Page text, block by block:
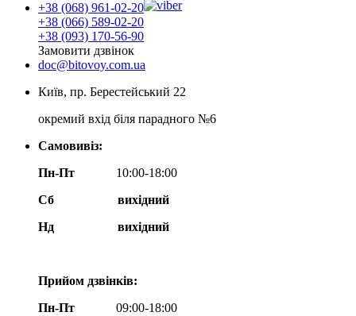
+38 (068) 961-02-20
+38 (066) 589-02-20
+38 (093) 170-56-90
Замовити дзвінок
doc@bitovoy.com.ua
Київ, пр. Берестейський 22
окремий вхід біля парадного №6
Самовивіз:
Пн-Пт
10:00-18:00
Сб
вихідний
Нд
вихідний
Прийом дзвінків:
Пн-Пт
09:00-18:00